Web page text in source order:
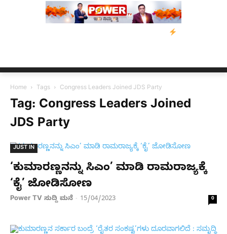
ಬೆಂಗಳೂರಿನಿಂದ
Home Tags Congress Leaders Joined JDS Party
Tag: Congress Leaders Joined
JDS Party
JUST IN
‘ಕುಮಾರಣ್ಣನನ್ನು ಸಿಎಂ’ ಮಾಡಿ ರಾಮರಾಜ್ಯಕ್ಕೆ
‘ಕೈ’ ಜೋಡಿಸೋಣ
Power TV ಸುದ್ದಿ ಮನೆ - 15/04/2023 0